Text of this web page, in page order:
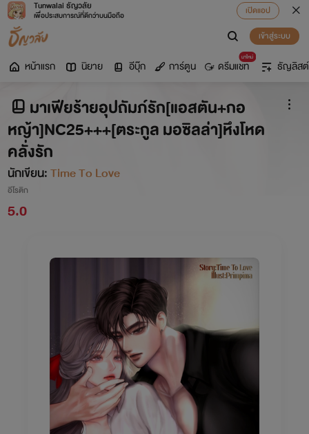
Tunwalai ธัญวลัย
เพื่อประสบการณ์ที่ดีกว่าบนมือถือ
เปิดแอป
เข้าสู่ระบบ
หน้าแรก นิยาย อีบุ๊ก การ์ตูน
มาใหม่
ดรีมแชท ธัญลิสต์
มาเฟียร้ายอุปถัมภ์รัก[แอสตัน+กอ
หญ้า]NC25+++[ตระกูล มอซิลล่า]หึงโหด
คลั่งรัก
นักเขียน:Time To Love
อีโรติก
5.0